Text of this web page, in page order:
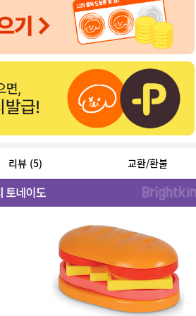
리뷰 (5) 교환/환불